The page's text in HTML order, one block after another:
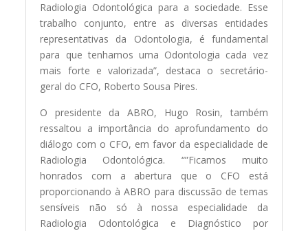
Radiologia Odontológica para a sociedade. Esse
trabalho conjunto, entre as diversas entidades
representativas da Odontologia, é fundamental
para que tenhamos uma Odontologia cada vez
mais forte e valorizada”, destaca o secretário-
geral do CFO, Roberto Sousa Pires.
O presidente da ABRO, Hugo Rosin, também
ressaltou a importância do aprofundamento do
diálogo com o CFO, em favor da especialidade de
Radiologia Odontológica. “”Ficamos muito
honrados com a abertura que o CFO está
proporcionando à ABRO para discussão de temas
sensíveis não só à nossa especialidade da
Radiologia Odontológica e Diagnóstico por